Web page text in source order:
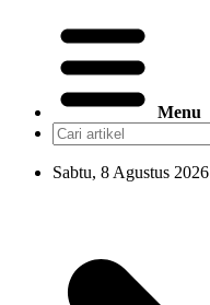
Menu
Sabtu, 8 Agustus 2026